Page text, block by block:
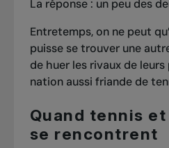
La réponse : un peu des
Entretemps, on ne peut
puisse se trouver une
de huer les rivaux de
nation aussi friande de
Quand tennis
se rencontrent